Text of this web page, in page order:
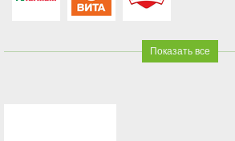
Показать все